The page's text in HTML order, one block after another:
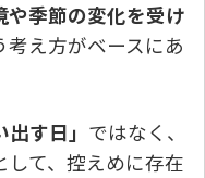
や季節の変化を受け
考え方がベースにあ
出す日」 ではなく、
して、控えめに存在